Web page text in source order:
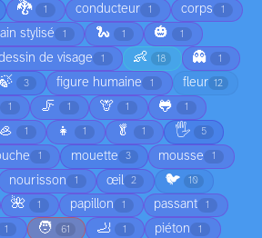
🐉 1 conducteur 1 corps 1
stylisé 1 🐍 1 🎃 1
de visage 1 👶 18 👻 1
🍃 3 figure humaine 1 fleur 12
1 🦵 1 🦒 1 🐸 1
🦪 1 👧 1 🥬 1 🖐️ 5
1 mouette 3 mousse 1
nourisson 1 œil 2 🐦 10
🌺 1 papillon 1 passant 1
1 🧑 61 🦶 1 piéton 1